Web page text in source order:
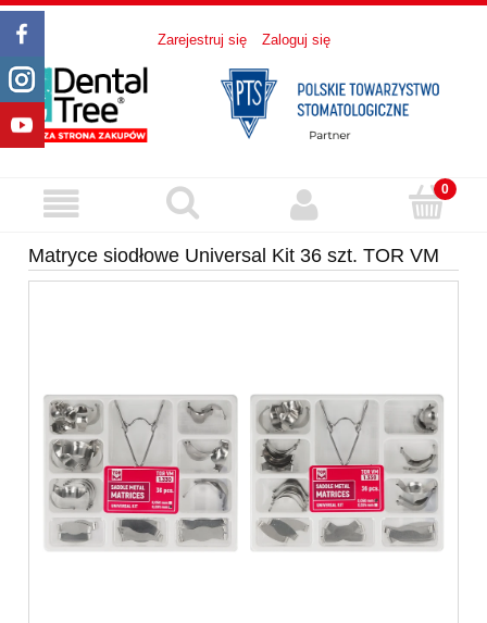
Zarejestruj się Zaloguj się
Matryce siodłowe Universal Kit 36 szt. TOR VM